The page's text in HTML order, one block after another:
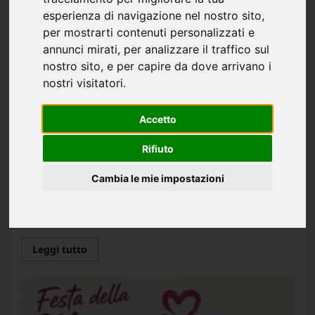
esperienza di navigazione nel nostro sito,
per mostrarti contenuti personalizzati e
annunci mirati, per analizzare il traffico sul
nostro sito, e per capire da dove arrivano i
nostri visitatori.
Accetto
Rifiuto
Cambia le mie impostazioni
CGS
C.G.S. Corso di Formazione dedicato ai diritti
Leggi tutto
C.G.S.
Corso
di